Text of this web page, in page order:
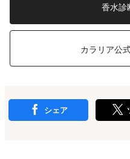
香水診
カラリア公
シェア